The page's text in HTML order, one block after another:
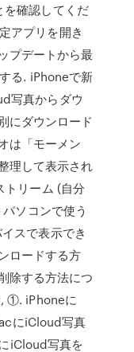
を確認してくだ
アプリを開き
プデートから最
る. iPhoneで新
写真からダウ
にダウンロード
は「モーメン
理して表示され
トリーム (自分
ソコンで使う
スで表示でき
ロードする方
除する方法につ
, ①. iPhoneに
にiCloud写真
iCloud写真を